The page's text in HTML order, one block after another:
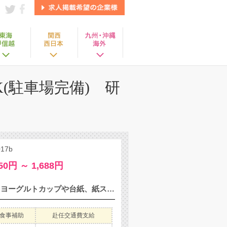
駐車場完備) 研
円 ～ 1,688円
［紙スプーンや原紙などの機械セット］ スーパーでよく見かけるヨーグルトカップや台紙、紙スプーン、コンビニのコーヒーカップやマドラーなど食品用の紙製品の製造のお仕事になります。 機械に原紙をセットし、出て来た製品を梱包したり、ヨーグルト台紙などを目視検査し、段ボールに入れてパレットに積んでいく作業などをお願いします。 ◎先輩スタッフが親切、丁寧に教えます。 ◎特別なスキルは必要ありません。
事補助 赴任交通費支給